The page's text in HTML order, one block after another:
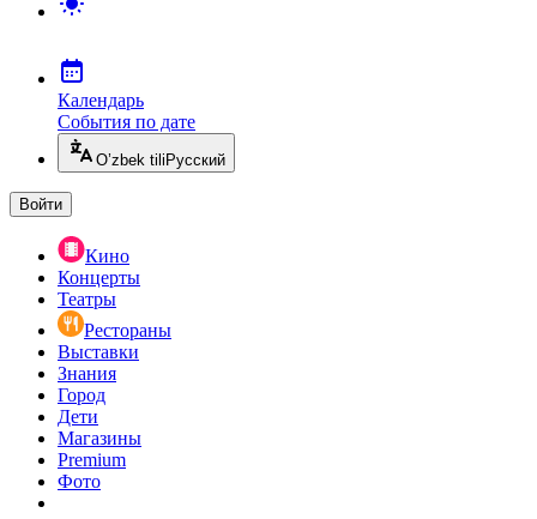
Календарь
События по дате
O’zbek tili Русский
Войти
Кино
Концерты
Театры
Рестораны
Выставки
Знания
Город
Дети
Магазины
Premium
Фото